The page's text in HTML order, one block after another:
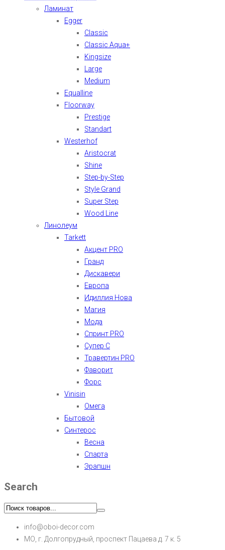
Ламинат
Egger
Classic
Classic Aqua+
Kingsize
Large
Medium
Equalline
Floorway
Prestige
Standart
Westerhof
Aristocrat
Shine
Step-by-Step
Style Grand
Super Step
Wood Line
Линолеум
Tarkett
Акцент PRO
Гранд
Дискавери
Европа
Идиллия Нова
Магия
Мода
Спринт PRO
Супер С
Травертин PRO
Фаворит
Форс
Vinisin
Омега
Бытовой
Синтерос
Весна
Спарта
Эрапшн
Search
info@oboi-decor.com
МО, г. Долгопрудный, проспект Пацаева д. 7 к. 5